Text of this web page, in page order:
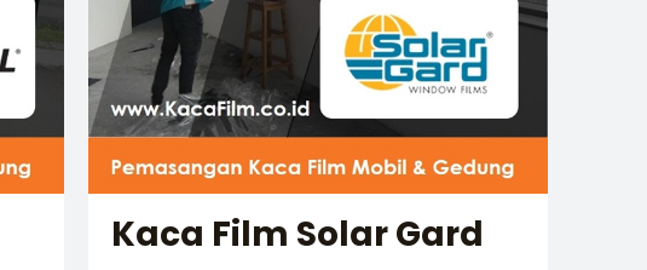
Kaca Film Solar Gard